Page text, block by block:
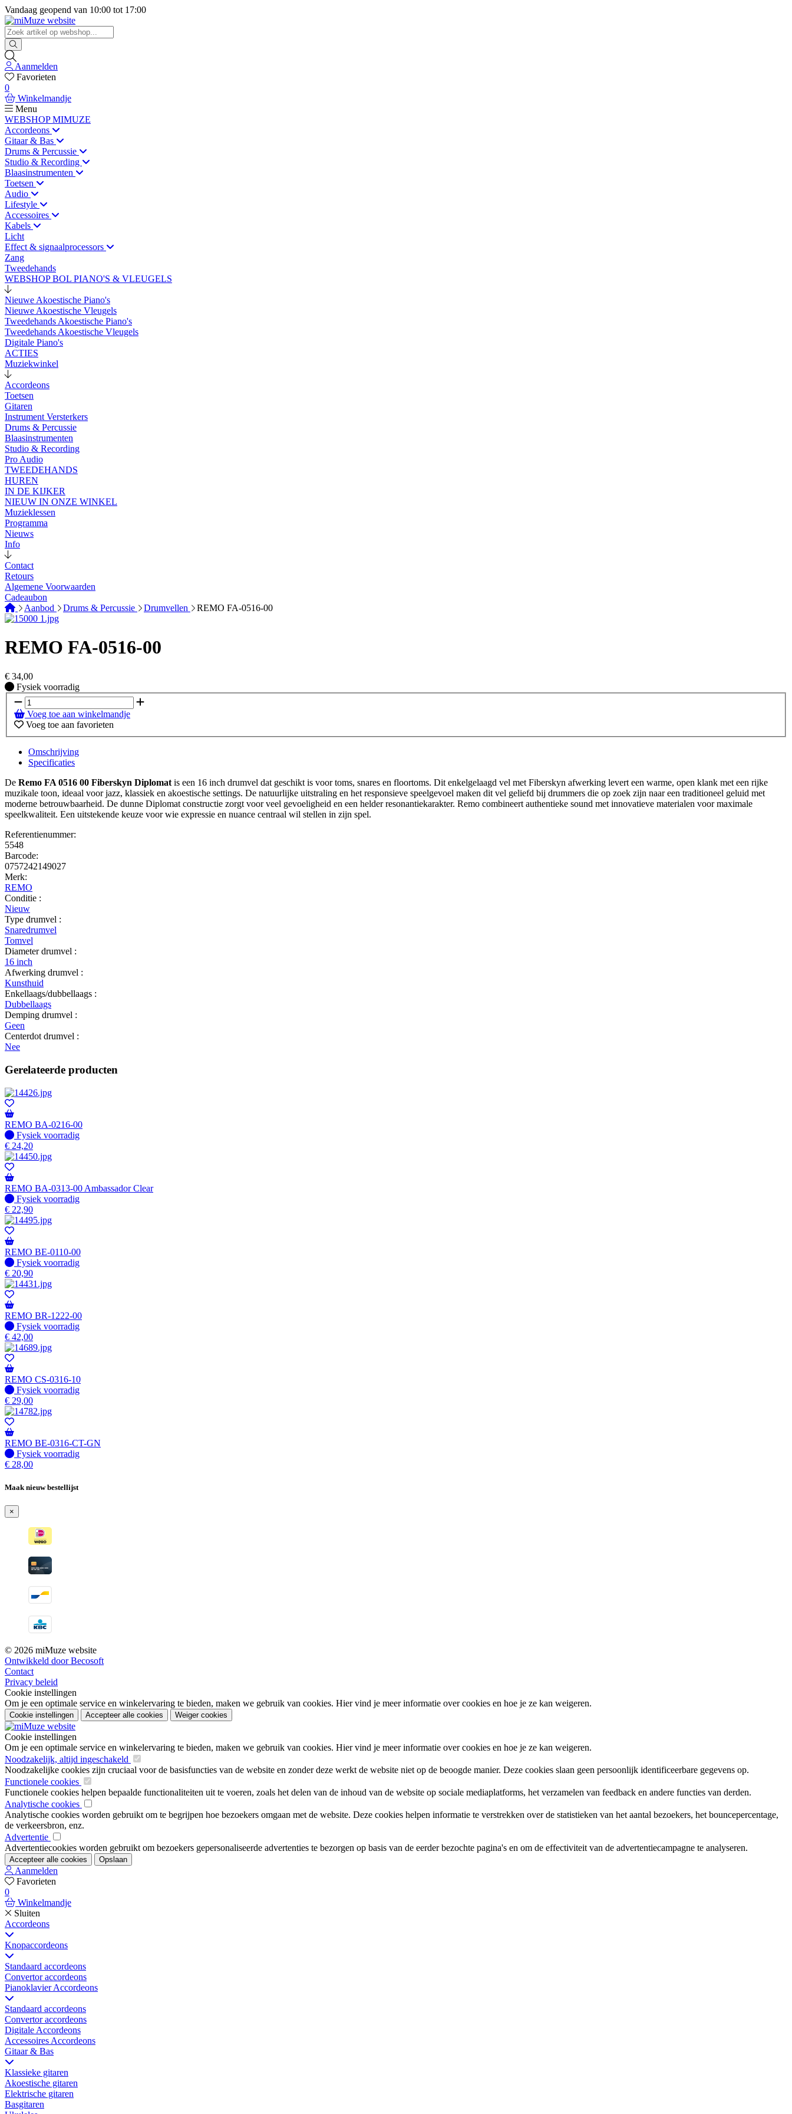
Vandaag geopend van 10:00 tot 17:00
Aanmelden
Favorieten
0
Winkelmandje
Menu
WEBSHOP MIMUZE
Accordeons
Gitaar & Bas
Drums & Percussie
Studio & Recording
Blaasinstrumenten
Toetsen
Audio
Lifestyle
Accessoires
Kabels
Licht
Effect & signaalprocessors
Zang
Tweedehands
WEBSHOP BOL PIANO'S & VLEUGELS
Nieuwe Akoestische Piano's
Nieuwe Akoestische Vleugels
Tweedehands Akoestische Piano's
Tweedehands Akoestische Vleugels
Digitale Piano's
ACTIES
Muziekwinkel
Accordeons
Toetsen
Gitaren
Instrument Versterkers
Drums & Percussie
Blaasinstrumenten
Studio & Recording
Pro Audio
TWEEDEHANDS
HUREN
IN DE KIJKER
NIEUW IN ONZE WINKEL
Muzieklessen
Programma
Nieuws
Info
Contact
Retours
Algemene Voorwaarden
Cadeaubon
Aanbod
Drums & Percussie Drumvellen REMO FA-0516-00
REMO FA-0516-00
€ 34,00
Fysiek voorradig
Fysiek voorradig
Voeg toe aan winkelmandje
Voeg toe aan favorieten
Omschrijving
Specificaties
De Remo FA 0516 00 Fiberskyn Diplomatis een 16 inch drumvel dat geschikt is voor toms, snares en floortoms. Dit enkelgelaagd vel met Fiberskyn afwerking levert een warme, open klank met een rijke
muzikale toon, ideaal voor jazz, klassiek en akoestische settings. De natuurlijke uitstraling en het responsieve speelgevoel maken dit vel geliefd bij drummers die op zoek zijn naar een traditioneel geluid met
moderne betrouwbaarheid. De dunne Diplomat constructie zorgt voor veel gevoeligheid en een helder resonantiekarakter. Remo combineert authentieke sound met innovatieve materialen voor maximale
speelkwaliteit. Een uitstekende keuze voor wie expressie en nuance centraal wil stellen in zijn spel.
Referentienummer:
5548
Barcode:
0757242149027
Merk:
REMO
Conditie :
Nieuw
Type drumvel :
Snaredrumvel
Tomvel
Diameter drumvel :
16 inch
Afwerking drumvel :
Kunsthuid
Enkellaags/dubbellaags :
Dubbellaags
Demping drumvel :
Geen
Centerdot drumvel :
Nee
Gerelateerde producten
REMO BA-0216-00
Fysiek voorradig
Fysiek voorradig
€ 24,20
REMO BA-0313-00 Ambassador Clear
Fysiek voorradig
Fysiek voorradig
€ 22,90
REMO BE-0110-00
Fysiek voorradig
Fysiek voorradig
€ 20,90
REMO BR-1222-00
Fysiek voorradig
Fysiek voorradig
€ 42,00
REMO CS-0316-10
Fysiek voorradig
Fysiek voorradig
€ 29,00
REMO BE-0316-CT-GN
Fysiek voorradig
Fysiek voorradig
€ 28,00
Maak nieuw bestellijst
×
© 2026 miMuze website
Ontwikkeld door Becosoft
Contact
Privacy beleid
Cookie instellingen
Om je een optimale service en winkelervaring te bieden, maken we gebruik van cookies. Hier vind je meer informatie over cookies en hoe je ze kan weigeren.
Cookie instellingen Accepteer alle cookies Weiger cookies
Cookie instellingen
Om je een optimale service en winkelervaring te bieden, maken we gebruik van cookies. Hier vind je meer informatie over cookies en hoe je ze kan weigeren.
Noodzakelijk, altijd ingeschakeld
Noodzakelijke cookies zijn cruciaal voor de basisfuncties van de website en zonder deze werkt de website niet op de beoogde manier. Deze cookies slaan geen persoonlijk identificeerbare gegevens op.
Functionele cookies
Functionele cookies helpen bepaalde functionaliteiten uit te voeren, zoals het delen van de inhoud van de website op sociale mediaplatforms, het verzamelen van feedback en andere functies van derden.
Analytische cookies
Analytische cookies worden gebruikt om te begrijpen hoe bezoekers omgaan met de website. Deze cookies helpen informatie te verstrekken over de statistieken van het aantal bezoekers, het bouncepercentage,
de verkeersbron, enz.
Advertentie
Advertentiecookies worden gebruikt om bezoekers gepersonaliseerde advertenties te bezorgen op basis van de eerder bezochte pagina's en om de effectiviteit van de advertentiecampagne te analyseren.
Accepteer alle cookies Opslaan
Aanmelden
Favorieten
0
Winkelmandje
Sluiten
Accordeons
Knopaccordeons
Standaard accordeons
Convertor accordeons
Pianoklavier Accordeons
Standaard accordeons
Convertor accordeons
Digitale Accordeons
Accessoires Accordeons
Gitaar & Bas
Klassieke gitaren
Akoestische gitaren
Elektrische gitaren
Basgitaren